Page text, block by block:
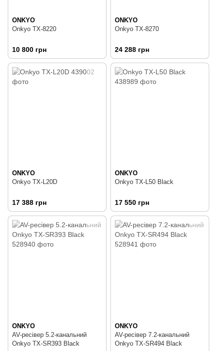
ONKYO
Onkyo TX-8220
10 800 грн
ONKYO
Onkyo TX-8270
24 288 грн
ONKYO
Onkyo TX-L20D
17 388 грн
ONKYO
Onkyo TX-L50 Black
17 550 грн
ONKYO
AV-ресівер 5.2-канальний
Onkyo TX-SR393 Black
ONKYO
AV-ресівер 7.2-канальний
Onkyo TX-SR494 Black